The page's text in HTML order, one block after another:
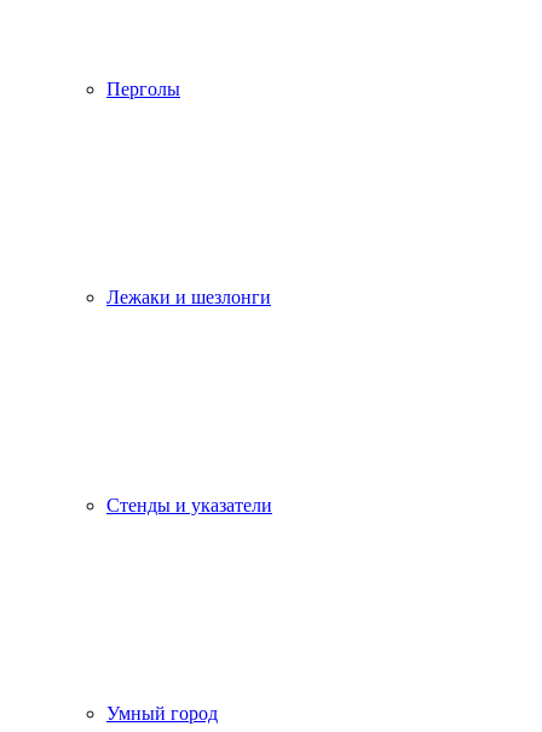
Перголы
Лежаки и шезлонги
Стенды и указатели
Умный город